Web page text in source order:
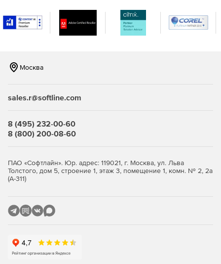
Эксклюзивное приложение MSI Center позволяет
осуществлять мониторинг и настраивать параметры
устройств MSI в режиме реального времени. Чтобы
Москва
sales.r@softline.com
8 (495) 232-00-60
8 (800) 200-08-60
ПАО «Софтлайн». Юр. адрес: 119021, г. Москва, ул. Льва
Толстого, дом 5, строение 1, этаж 3, помещение 1, комн. № 2, 2а
(А-311)